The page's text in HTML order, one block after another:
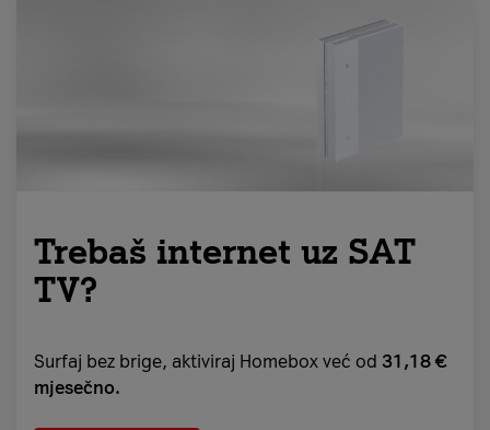
Trebaš internet uz SAT
TV?
Surfaj bez brige, aktiviraj Homebox već od 31,18 €
mjesečno.